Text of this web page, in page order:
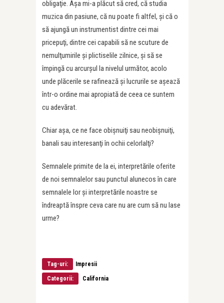
obligaţie. Aşa mi-a plăcut să cred, că studia
muzica din pasiune, că nu poate fi altfel, şi că o
să ajungă un instrumentist dintre cei mai
pricepuţi, dintre cei capabili să ne scuture de
nemulţumirile şi plictiselile zilnice, şi să se
împingă cu arcurşul la nivelul următor, acolo
unde plăcerile se rafinează şi lucrurile se aşează
într-o ordine mai apropiată de ceea ce suntem
cu adevărat.
Chiar aşa, ce ne face obişnuiţi sau neobişnuiţi,
banali sau interesanţi în ochii celorlalţi?
Semnalele primite de la ei, interpretările oferite
de noi semnalelor sau punctul alunecos în care
semnalele lor şi interpretările noastre se
îndreaptă înspre ceva care nu are cum să nu lase
urme?
Tag-uri: Impresii
Categorii: California